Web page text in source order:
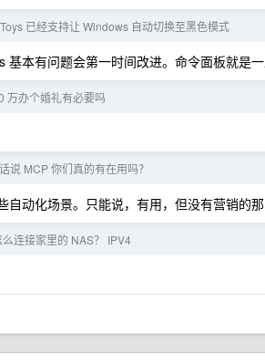
已经支持让 Windows 自动切换至黑色模式
基本有问题会第一时间改进。命令面板就是
万办个婚礼有必要吗
话说 MCP 你们真的有在用吗？
动化场景。只能说，有用，但没有营销的那
么连接家里的 NAS？ IPV4